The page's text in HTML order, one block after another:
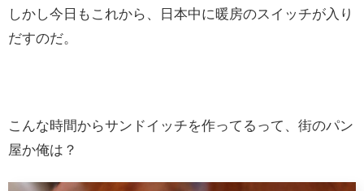
しかし今日もこれから、日本中に暖房のスイッチが入り
だすのだ。
こんな時間からサンドイッチを作ってるって、街のパン
屋か俺は？